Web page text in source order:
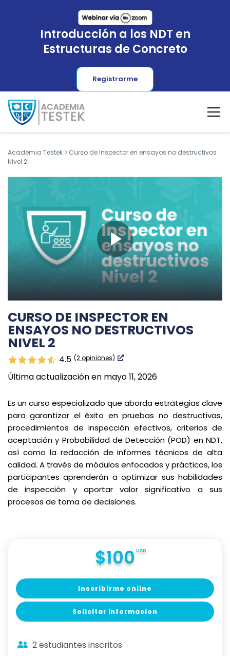
Introducción a los NDT en
Estructuras de Concreto
Registrarme
Academia Testek > Curso de Inspector en ensayos no destructivos
Nivel 2
CURSO DE INSPECTOR EN
ENSAYOS NO DESTRUCTIVOS
NIVEL 2
4.5 (2 opiniones)
Última actualización en mayo 11, 2026
Es un curso especializado que aborda estrategias clave
para garantizar el éxito en pruebas no destructivas,
procedimientos de inspección efectivos, criterios de
aceptación y Probabilidad de Detección (POD) en NDT,
así como la redacción de informes técnicos de alta
calidad. A través de módulos enfocados y prácticos, los
participantes aprenderán a optimizar sus habilidades
de inspección y aportar valor significativo a sus
procesos de toma de decisiones.
$100 USD
Inscribirme online
Solicitar informacion
2 estudiantes inscritos